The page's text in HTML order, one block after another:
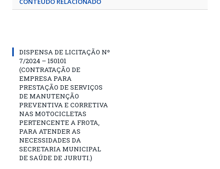
DISPENSA DE LICITAÇÃO Nº
7/2024 – 150101
(CONTRATAÇÃO DE
EMPRESA PARA
PRESTAÇÃO DE SERVIÇOS
DE MANUTENÇÃO
PREVENTIVA E CORRETIVA
NAS MOTOCICLETAS
PERTENCENTE A FROTA,
PARA ATENDER AS
NECESSIDADES DA
SECRETARIA MUNICIPAL
DE SAÚDE DE JURUTI.)